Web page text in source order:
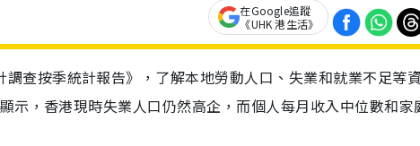
在Google追蹤
《UHK 港生活》
查按季統計報告》，了解本地勞動人口、失業和就業不足等
示，香港現時失業人口仍然高企，而個人每月收入中位數和家